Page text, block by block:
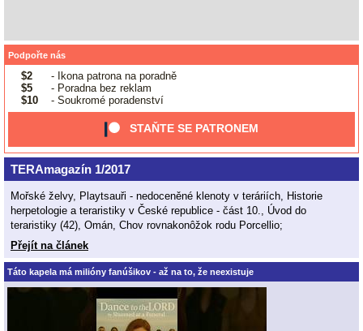
Podpořte nás
$2
- Ikona patrona na poradně
$5
- Poradna bez reklam
$10
- Soukromé poradenství
STAŇTE SE PATRONEM
TERAmagazín 1/2017
Mořské želvy, Playtsauři - nedoceněné klenoty v teráriích, Historie
herpetologie a teraristiky v České republice - část 10., Úvod do
teraristiky (42), Omán, Chov rovnakonôžok rodu Porcellio;
Přejít na článek
Táto kapela má milióny fanúšikov - až na to, že neexistuje